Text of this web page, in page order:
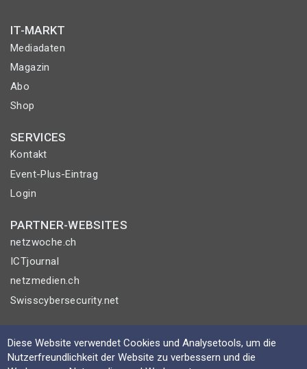
IT-MARKT
Mediadaten
Magazin
Abo
Shop
SERVICES
Kontakt
Event-Plus-Eintrag
Login
PARTNER-WEBSITES
netzwoche.ch
ICTjournal
netzmedien.ch
Swisscybersecurity.net
Impressum
Diese Website verwendet Cookies und Analysetools, um die
Nutzerfreundlichkeit der Website zu verbessern und die